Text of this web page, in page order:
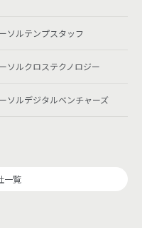
ソルテンプスタッフ
ソルクロステクノロジー
ソルデジタルベンチャーズ
一覧